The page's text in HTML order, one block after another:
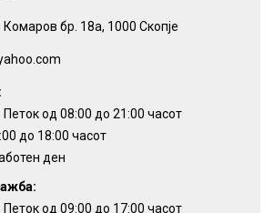
бр. 18а, 1000 Скопје
од 08:00 до 21:00 часот
до 18:00 часот
ден
од 09:00 до 17:00 часот